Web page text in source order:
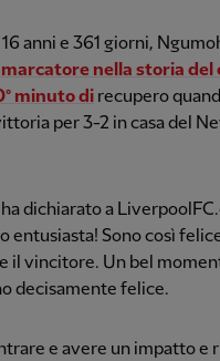
anni e 361 giorni,
nella storia del
minuto di recupero
per 3-2 in casa del
dichiarato a
entusiasta! Sono così
il vincitore. Un bel
decisamente felice.
e avere un impatto e